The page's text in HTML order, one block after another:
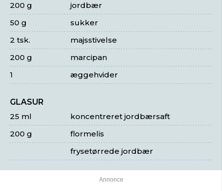
jordbær
200 g
sukker
50 g
majsstivelse
2 tsk.
marcipan
200 g
æggehvider
1
GLASUR
koncentreret jordbærsaft
25 ml
flormelis
200 g
frysetørrede jordbær